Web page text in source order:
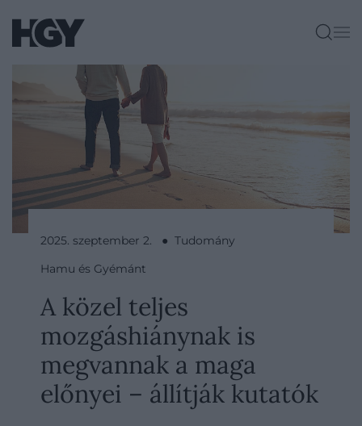
2025. szeptember 2. ● Tudomány
Hamu és Gyémánt
A közel teljes
mozgáshiánynak is
megvannak a maga
előnyei – állítják kutatók